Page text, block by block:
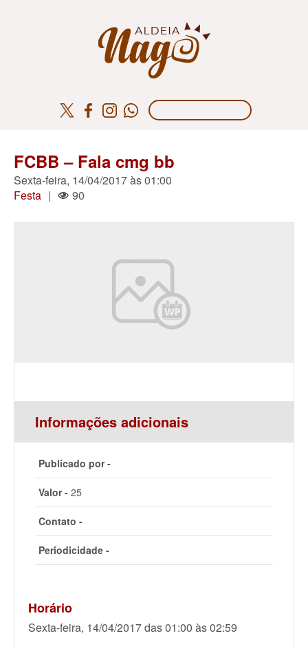
FCBB – Fala cmg bb
Sexta-feira, 14/04/2017 às 01:00
Festa | 90
Informações adicionais
Publicado por -
Valor - 25
Contato -
Periodicidade -
Horário
Sexta-feira, 14/04/2017 das 01:00 às 02:59